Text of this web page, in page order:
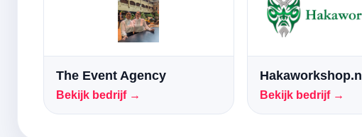
The Event Agency
Bekijk bedrijf →
Hakaworkshop.nl
Bekijk bedrijf →